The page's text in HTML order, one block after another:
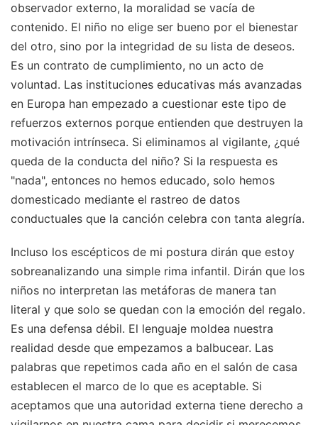
observador externo, la moralidad se vacía de
contenido. El niño no elige ser bueno por el bienestar
del otro, sino por la integridad de su lista de deseos.
Es un contrato de cumplimiento, no un acto de
voluntad. Las instituciones educativas más avanzadas
en Europa han empezado a cuestionar este tipo de
refuerzos externos porque entienden que destruyen la
motivación intrínseca. Si eliminamos al vigilante, ¿qué
queda de la conducta del niño? Si la respuesta es
"nada", entonces no hemos educado, solo hemos
domesticado mediante el rastreo de datos
conductuales que la canción celebra con tanta alegría.
Incluso los escépticos de mi postura dirán que estoy
sobreanalizando una simple rima infantil. Dirán que los
niños no interpretan las metáforas de manera tan
literal y que solo se quedan con la emoción del regalo.
Es una defensa débil. El lenguaje moldea nuestra
realidad desde que empezamos a balbucear. Las
palabras que repetimos cada año en el salón de casa
establecen el marco de lo que es aceptable. Si
aceptamos que una autoridad externa tiene derecho a